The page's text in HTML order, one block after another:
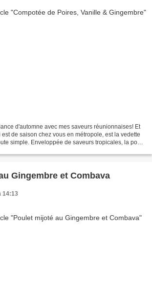
d'automne avec mes saveurs réunionnaises! Et
de saison chez vous en métropole, est la vedette
simple. Enveloppée de saveurs tropicales, la poire
Gingembre et Combava
14:13